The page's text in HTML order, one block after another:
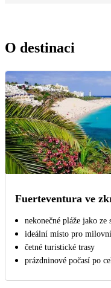
O destinaci
Fuerteventura ve
nekonečné pláže jako ze
ideální místo pro
četné turistické trasy
prázdninové počasí po